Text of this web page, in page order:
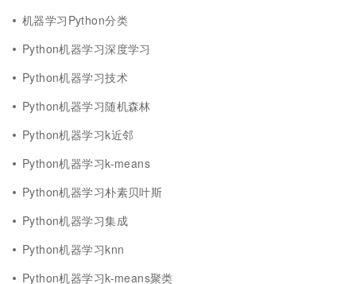
机器学习Python分类
Python机器学习深度学习
Python机器学习技术
Python机器学习随机森林
Python机器学习k近邻
Python机器学习k-means
Python机器学习朴素贝叶斯
Python机器学习集成
Python机器学习knn
Python机器学习k-means聚类